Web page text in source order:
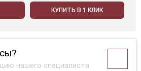
КУПИТЬ В 1 КЛИК
нашего специалиста